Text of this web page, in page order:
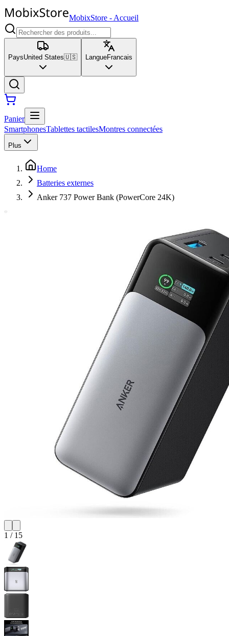
MobixStore - Accueil
PaysUnited States🇺🇸 LangueFrancais
Panier
SmartphonesTablettes tactilesMontres connectées
Plus
Home
Batteries externes
Anker 737 Power Bank (PowerCore 24K)
1 / 15